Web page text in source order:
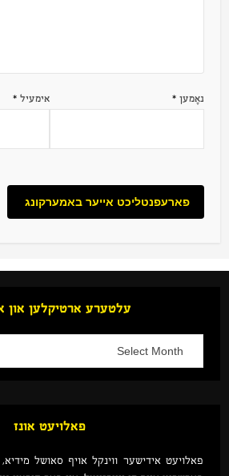
נאָמען * אימעיל *
עלטערע ארטיקלען און
פאלויעט אונז
פאלויעט אידישער ווינקל אויף סאושל